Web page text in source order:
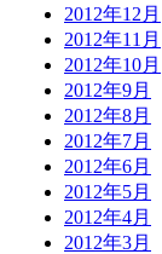
2012年12月
2012年11月
2012年10月
2012年9月
2012年8月
2012年7月
2012年6月
2012年5月
2012年4月
2012年3月